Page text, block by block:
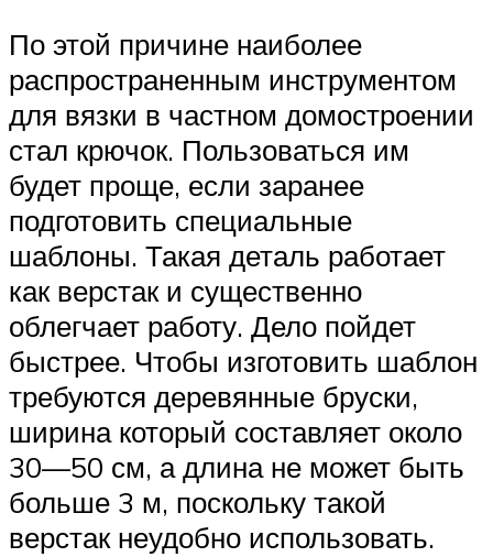
По этой причине наиболее
распространенным инструментом
для вязки в частном домостроении
стал крючок. Пользоваться им
будет проще, если заранее
подготовить специальные
шаблоны. Такая деталь работает
как верстак и существенно
облегчает работу. Дело пойдет
быстрее. Чтобы изготовить шаблон
требуются деревянные бруски,
ширина который составляет около
30—50 см, а длина не может быть
больше 3 м, поскольку такой
верстак неудобно использовать.